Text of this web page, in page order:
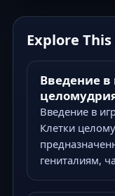
Explore
Введение в
Введение в
Клетки
гениталиям,